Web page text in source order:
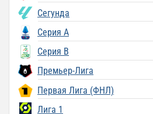
Сегунда
Серия A
Серия B
Премьер-Лига
Первая Лига (ФНЛ)
Лига 1